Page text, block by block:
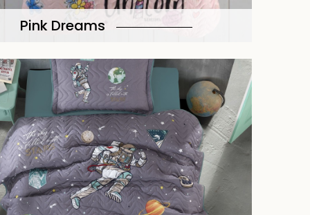
Pink Dreams